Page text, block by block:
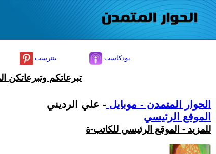
بنترست بودكاست
تبرعاتكم وتبرعاتكن
الحوار المتمدن - موبايل - علي الرديني
الموقع الرئيسي
للمزيد - الموقع الرئيسي للكاتب-ة